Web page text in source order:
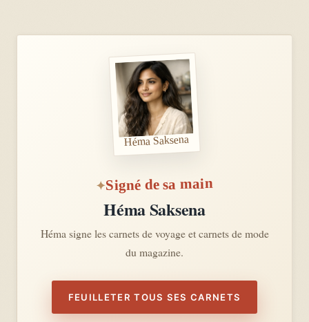
Héma Saksena
Signé de sa main
Héma Saksena
Héma signe les carnets de voyage et carnets de mode
du magazine.
FEUILLETER TOUS SES CARNETS